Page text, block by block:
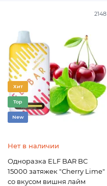
2148
Хит
Top
New
Нет в наличии
Одноразка ELF BAR BC
15000 затяжек "Cherry Lime"
со вкусом вишня лайм